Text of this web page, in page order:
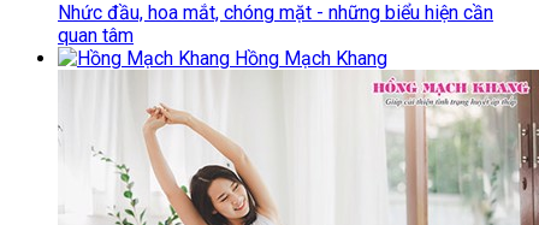
Nhức đầu, hoa mắt, chóng mặt - những biểu hiện cần
quan tâm
Hồng Mạch Khang